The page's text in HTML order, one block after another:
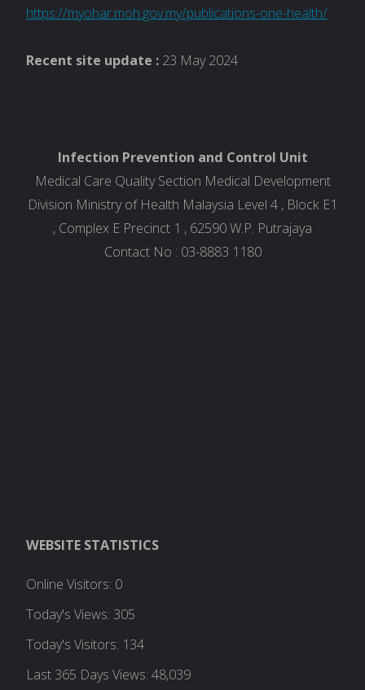
https://myohar.moh.gov.my/publications-one-health/
Recent site update : 23 May 2024
Infection Prevention and Control Unit
Medical Care Quality Section Medical Development
Division Ministry of Health Malaysia Level 4 , Block E1
, Complex E Precinct 1 , 62590 W.P. Putrajaya
Contact No : 03-8883 1180
WEBSITE STATISTICS
Online Visitors: 0
Today's Views: 305
Today's Visitors: 134
Last 365 Days Views:48,039